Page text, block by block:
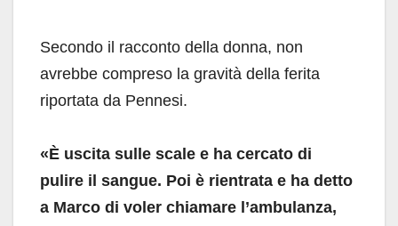
Secondo il racconto della donna, non
avrebbe compreso la gravità della ferita
riportata da Pennesi.
«È uscita sulle scale e ha cercato di
pulire il sangue. Poi è rientrata e ha detto
a Marco di voler chiamare l’ambulanza,